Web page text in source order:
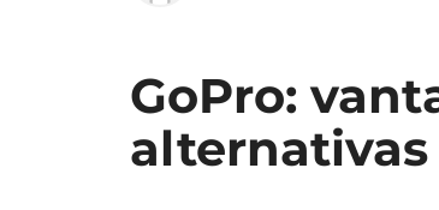
GoPro:
alternativas